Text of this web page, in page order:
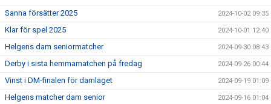
Sanna försätter 2025 2024-10-02 09:35
Klar för spel 2025 2024-10-01 12:40
Helgens dam seniormatcher 2024-09-30 08:43
Derby i sista hemmamatchen på fredag 2024-09-26 00:44
Vinst i DM-finalen för damlaget 2024-09-19 01:09
Helgens matcher dam senior 2024-09-16 01:04